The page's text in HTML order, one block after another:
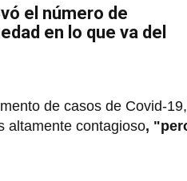
el número de
en lo que va del
de casos de Covid-
altamente contagioso,